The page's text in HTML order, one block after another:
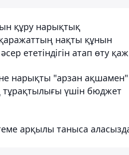
құру нарықтық
нақты құнын
ететіндігін атап өту
нарықты "арзан ақшамен"
үшін бюджет
арқылы таныса